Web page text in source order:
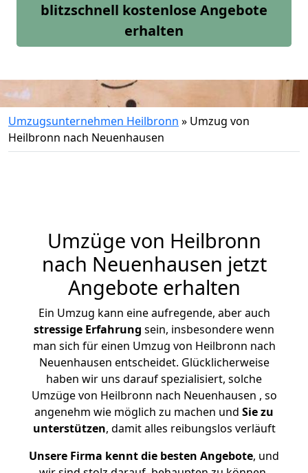
blitzschnell kostenlose Angebote
erhalten
Umzugsunternehmen Heilbronn » Umzug von
Heilbronn nach Neuenhausen
Umzüge von Heilbronn
nach Neuenhausen jetzt
Angebote erhalten
Ein Umzug kann eine aufregende, aber auch
stressige Erfahrung sein, insbesondere wenn
man sich für einen Umzug von Heilbronn nach
Neuenhausen entscheidet. Glücklicherweise
haben wir uns darauf spezialisiert, solche
Umzüge von Heilbronn nach Neuenhausen , so
angenehm wie möglich zu machen und Sie zu
unterstützen, damit alles reibungslos verläuft
Unsere Firma kennt die besten Angebote, und